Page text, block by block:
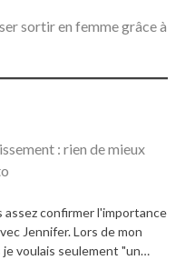
sortir en femme grâce à
: rien de mieux
assez confirmer l'importance
Jennifer. Lors de mon
voulais seulement "un…